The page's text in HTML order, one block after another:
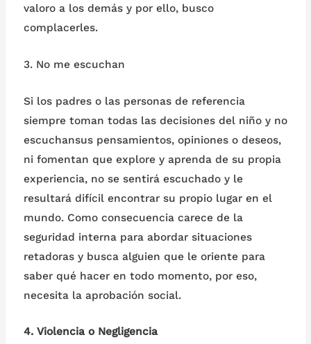
valoro a los demás y por ello, busco
complacerles.
3. No me escuchan
Si los padres o las personas de referencia
siempre toman todas las decisiones del niño y no
escuchansus pensamientos, opiniones o deseos,
ni fomentan que explore y aprenda de su propia
experiencia, no se sentirá escuchado y le
resultará difícil encontrar su propio lugar en el
mundo. Como consecuencia carece de la
seguridad interna para abordar situaciones
retadoras y busca alguien que le oriente para
saber qué hacer en todo momento, por eso,
necesita la aprobación social.
4. Violencia o Negligencia